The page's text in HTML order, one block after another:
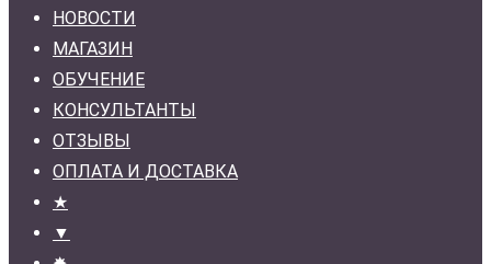
НОВОСТИ
МАГАЗИН
ОБУЧЕНИЕ
КОНСУЛЬТАНТЫ
ОТЗЫВЫ
ОПЛАТА И ДОСТАВКА
★
▼